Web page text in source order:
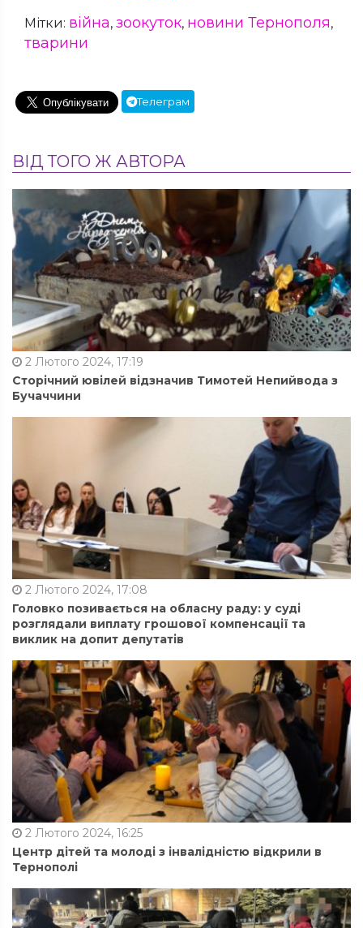
Мітки: війна, зоокуток, новини Тернополя,
тварини
Телеграм
ВІД ТОГО Ж АВТОРА
2 Лютого 2024, 17:19
Сторічний ювілей відзначив Тимотей Непийвода з
Бучаччини
2 Лютого 2024, 17:08
Головко позивається на обласну раду: у суді
розглядали виплату грошової компенсації та
виклик на допит депутатів
2 Лютого 2024, 16:25
Центр дітей та молоді з інвалідністю відкрили в
Тернополі